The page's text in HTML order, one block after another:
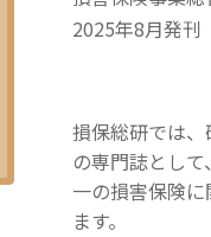
2025年8月発刊
損保総研では
の専門誌とし
一の損害保険
ます。